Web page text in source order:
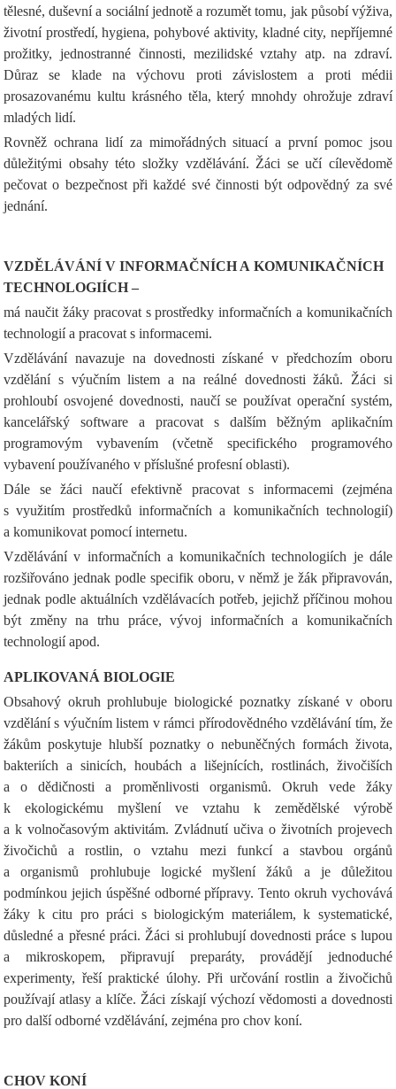
tělesné, duševní a sociální jednotě a rozumět tomu, jak působí výživa,
životní prostředí, hygiena, pohybové aktivity, kladné city, nepříjemné
prožitky, jednostranné činnosti, mezilidské vztahy atp. na zdraví.
Důraz se klade na výchovu proti závislostem a proti médii
prosazovanému kultu krásného těla, který mnohdy ohrožuje zdraví
mladých lidí.
Rovněž ochrana lidí za mimořádných situací a první pomoc jsou
důležitými obsahy této složky vzdělávání. Žáci se učí cílevědomě
pečovat o bezpečnost při každé své činnosti být odpovědný za své
jednání.
VZDĚLÁVÁNÍ V INFORMAČNÍCH A KOMUNIKAČNÍCH
TECHNOLOGIÍCH –
má naučit žáky pracovat s prostředky informačních a komunikačních
technologií a pracovat s informacemi.
Vzdělávání navazuje na dovednosti získané v předchozím oboru
vzdělání s výučním listem a na reálné dovednosti žáků. Žáci si
prohloubí osvojené dovednosti, naučí se používat operační systém,
kancelářský software a pracovat s dalším běžným aplikačním
programovým vybavením (včetně specifického programového
vybavení používaného v příslušné profesní oblasti).
Dále se žáci naučí efektivně pracovat s informacemi (zejména
s využitím prostředků informačních a komunikačních technologií)
a komunikovat pomocí internetu.
Vzdělávání v informačních a komunikačních technologiích je dále
rozšiřováno jednak podle specifik oboru, v němž je žák připravován,
jednak podle aktuálních vzdělávacích potřeb, jejichž příčinou mohou
být změny na trhu práce, vývoj informačních a komunikačních
technologií apod.
APLIKOVANÁ BIOLOGIE
Obsahový okruh prohlubuje biologické poznatky získané v oboru
vzdělání s výučním listem v rámci přírodovědného vzdělávání tím, že
žákům poskytuje hlubší poznatky o nebuněčných formách života,
bakteriích a sinicích, houbách a lišejnících, rostlinách, živočiších
a o dědičnosti a proměnlivosti organismů. Okruh vede žáky
k ekologickému myšlení ve vztahu k zemědělské výrobě
a k volnočasovým aktivitám. Zvládnutí učiva o životních projevech
živočichů a rostlin, o vztahu mezi funkcí a stavbou orgánů
a organismů prohlubuje logické myšlení žáků a je důležitou
podmínkou jejich úspěšné odborné přípravy. Tento okruh vychovává
žáky k citu pro práci s biologickým materiálem, k systematické,
důsledné a přesné práci. Žáci si prohlubují dovednosti práce s lupou
a mikroskopem, připravují preparáty, provádějí jednoduché
experimenty, řeší praktické úlohy. Při určování rostlin a živočichů
používají atlasy a klíče. Žáci získají výchozí vědomosti a dovednosti
pro další odborné vzdělávání, zejména pro chov koní.
CHOV KONÍ